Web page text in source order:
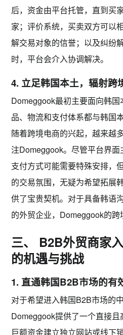
后，资金由平台托管，直到买
家；评价系统，买卖双方可以
解交易对象的信誉；以及纠纷
时，平台会介入协调解决。
4. 立足韩国本土，辐射跨
Domeggook最初主要面向韩
品、物流和支付体系都与韩国
随着跨境电商的兴起，越来越
注Domeggook。尽管平台界
支付方式可能需要特殊安排，
的交易氛围，无疑为希望拓展
供了宝贵契机。对于具备韩语
的外贸企业，Domeggook的跨
三、 B2B外贸商家
的机遇与挑战
1. 直通韩国B2B市场的有
对于希望进入韩国B2B市场的
Domeggook提供了一个直接且
巨额资金建立独立网站或线下